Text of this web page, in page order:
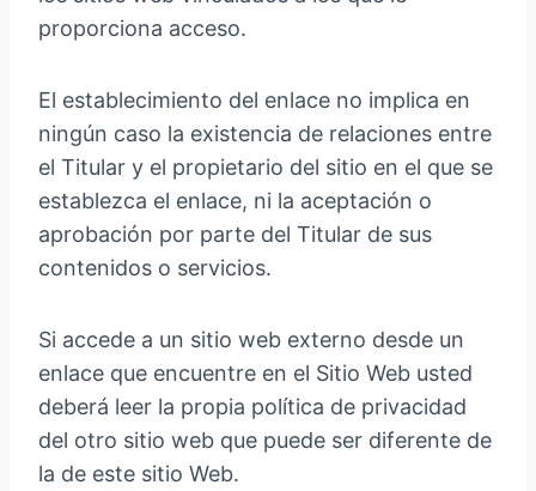
proporciona acceso.
El establecimiento del enlace no implica en
ningún caso la existencia de relaciones entre
el Titular y el propietario del sitio en el que se
establezca el enlace, ni la aceptación o
aprobación por parte del Titular de sus
contenidos o servicios.
Si accede a un sitio web externo desde un
enlace que encuentre en el Sitio Web usted
deberá leer la propia política de privacidad
del otro sitio web que puede ser diferente de
la de este sitio Web.